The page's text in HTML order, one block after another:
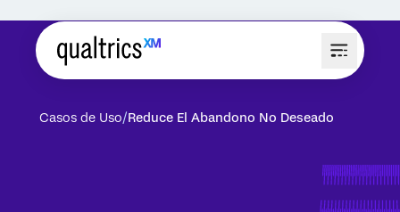
Casos de Uso Reduce El Abandono No Deseado